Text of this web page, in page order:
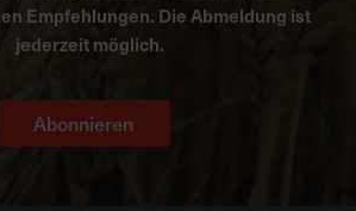
Empfehlungen. Die Abmeldung ist
jederzeit möglich.
Abonnieren